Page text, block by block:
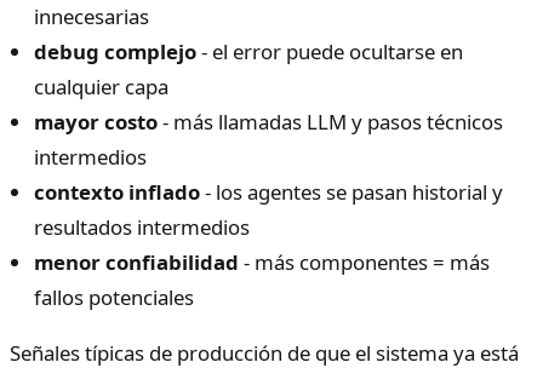
innecesarias
debug complejo- el error puede ocultarse en
cualquier capa
mayor costo- más llamadas LLM y pasos técnicos
intermedios
contexto inflado- los agentes se pasan historial y
resultados intermedios
menor confiabilidad - más componentes = más
fallos potenciales
Señales típicas de producción de que el sistema ya está